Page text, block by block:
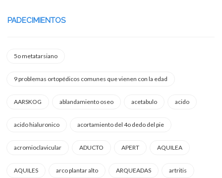
PADECIMIENTOS
5o metatarsiano
9 problemas ortopédicos comunes que vienen con la edad
AARSKOG ablandamiento oseo acetabulo acido
acido hialuronico acortamiento del 4o dedo del pie
acromioclavicular ADUCTO APERT AQUILEA
AQUILES arco plantar alto ARQUEADAS artritis